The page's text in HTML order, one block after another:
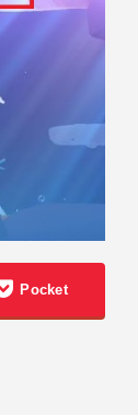
Pocket